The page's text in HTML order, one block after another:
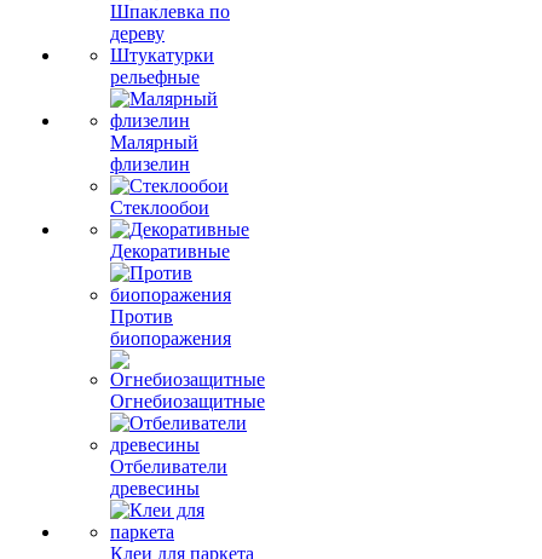
Шпаклевка по
дереву
Штукатурки
рельефные
Малярный
флизелин
Стеклообои
Декоративные
Против
биопоражения
Огнебиозащитные
Отбеливатели
древесины
Клеи для паркета